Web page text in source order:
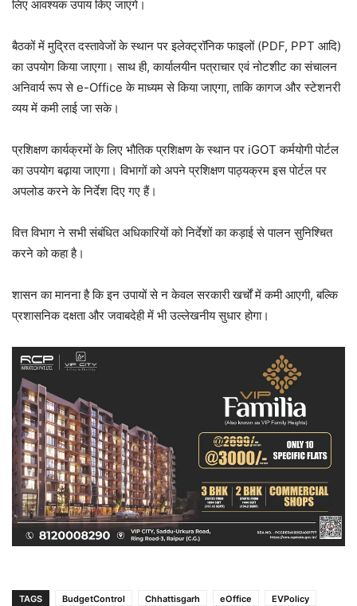
लिए आवश्यक उपाय किए जाएंगे।
बैठकों में मुद्रित दस्तावेजों के स्थान पर इलेक्ट्रॉनिक फाइलों (PDF, PPT आदि)
का उपयोग किया जाएगा। साथ ही, कार्यालयीन पत्राचार एवं नोटशीट का संचालन
अनिवार्य रूप से e-Office के माध्यम से किया जाएगा, ताकि कागज और स्टेशनरी
व्यय में कमी लाई जा सके।
प्रशिक्षण कार्यक्रमों के लिए भौतिक प्रशिक्षण के स्थान पर iGOT कर्मयोगी पोर्टल
का उपयोग बढ़ाया जाएगा। विभागों को अपने प्रशिक्षण पाठ्यक्रम इस पोर्टल पर
अपलोड करने के निर्देश दिए गए हैं।
वित्त विभाग ने सभी संबंधित अधिकारियों को निर्देशों का कड़ाई से पालन सुनिश्चित
करने को कहा है।
शासन का मानना है कि इन उपायों से न केवल सरकारी खर्चों में कमी आएगी, बल्कि
प्रशासनिक दक्षता और जवाबदेही में भी उल्लेखनीय सुधार होगा।
TAGS BudgetControl Chhattisgarh eOffice
EVPolicy